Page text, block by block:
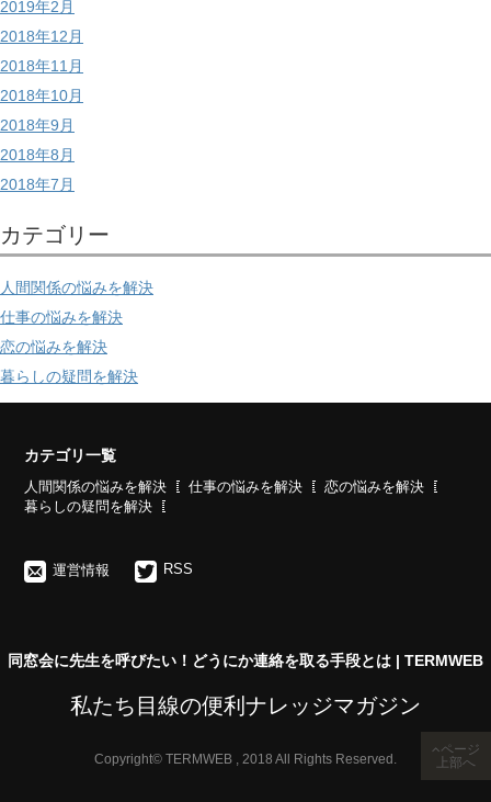
2019年2月
2018年12月
2018年11月
2018年10月
2018年9月
2018年8月
2018年7月
カテゴリー
人間関係の悩みを解決
仕事の悩みを解決
恋の悩みを解決
暮らしの疑問を解決
カテゴリ一覧
人間関係の悩みを解決 仕事の悩みを解決
恋の悩みを解決
暮らしの疑問を解決
運営情報 RSS
同窓会に先生を呼びたい！どうにか連絡を取る手段とは | TERMWEB
私たち目線の便利ナレッジマガジン
Copyright© TERMWEB , 2018 All Rights Reserved.
ページ
上部へ